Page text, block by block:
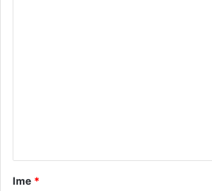
l
o
r
Ime *